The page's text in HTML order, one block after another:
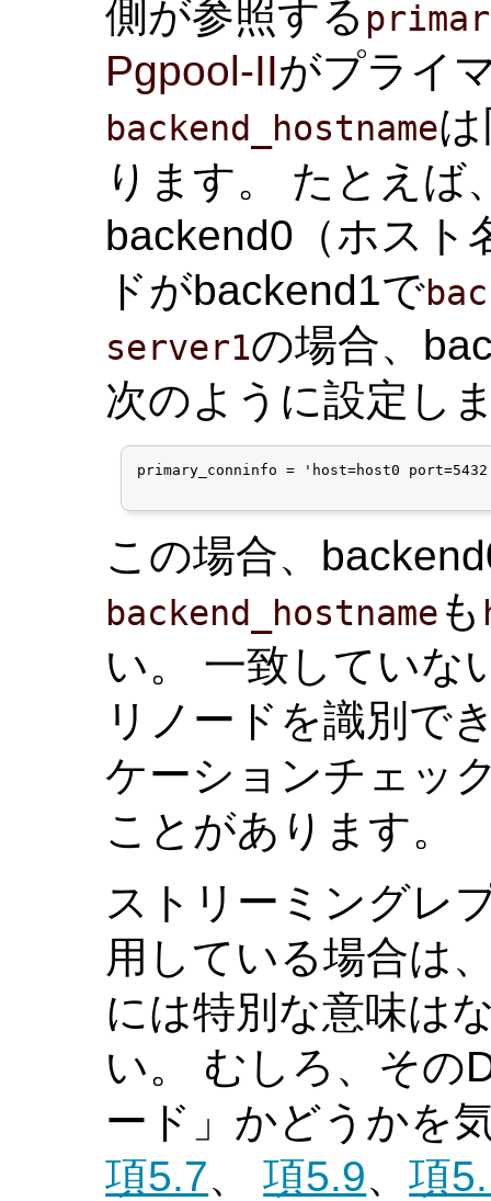
側が参照する
Pgpool-IIがプライ
backend_hostname
ります。 たとえば
backend0（ホスト
ドがbackend1で
server1の場合、
次のように設定し
primary_conninfo = 'host=host0
この場合、
backend_hostname も
い。 一致していな
リノードを識別で
ケーションチェッ
ことがあります。
ストリーミングレ
用している場合は
には特別な意味は
い。 むしろ、その
ード」かどうかを
項5.7、項5.9、項